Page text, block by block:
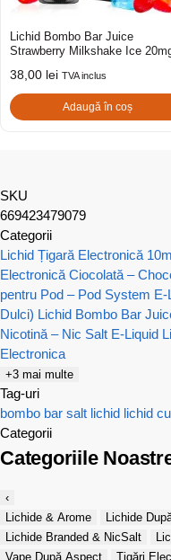
Lichid Bombo Bar Juice
Strawberry Milkshake Ice
38,00 lei TVA inclus
Adaugă în coș
SKU
669423479079
Categorii
Lichid Țigară Electronică
Electronică Ciocolată –
pentru Pod – Pod System E-
Dulci) Lichid Bombo Bar
Nicotină – Nic Salt E-Liquid
Electronica
+3 mai multe
Tag-uri
bombo bar salt lichid lichid
Categorii
Categoriile
‹
Lichide & Arome
Lichide
Lichide Branded & NicSalt
Vape După Aspect
Țigări